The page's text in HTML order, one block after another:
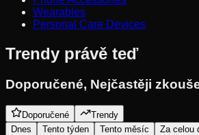
Wearables
Personal Care Devices
Trendy právě teď
Doporučené, Nejčastěji
Doporučené
Trendy
Dnes
Tento týden Tento měsíc Za celou